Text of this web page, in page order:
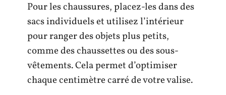
Pour les chaussures, placez-les dans des
sacs individuels et utilisez l’intérieur
pour ranger des objets plus petits,
comme des chaussettes ou des sous-
vêtements. Cela permet d’optimiser
chaque centimètre carré de votre valise.